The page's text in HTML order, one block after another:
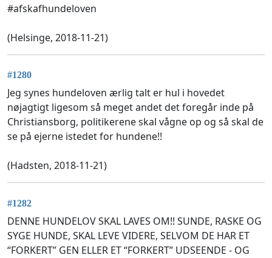
#afskafhundeloven
(Helsinge, 2018-11-21)
#1280
Jeg synes hundeloven ærlig talt er hul i hovedet
nøjagtigt ligesom så meget andet det foregår inde på
Christiansborg, politikerene skal vågne op og så skal de
se på ejerne istedet for hundene!!
(Hadsten, 2018-11-21)
#1282
DENNE HUNDELOV SKAL LAVES OM!! SUNDE, RASKE OG
SYGE HUNDE, SKAL LEVE VIDERE, SELVOM DE HAR ET
“FORKERT” GEN ELLER ET “FORKERT” UDSEENDE - OG